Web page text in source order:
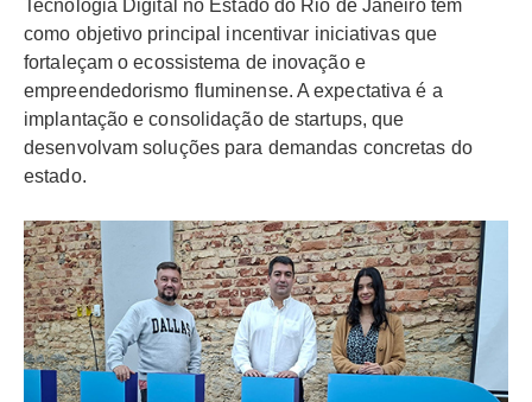
Tecnologia Digital no Estado do Rio de Janeiro tem
como objetivo principal incentivar iniciativas que
fortaleçam o ecossistema de inovação e
empreendedorismo fluminense. A expectativa é a
implantação e consolidação de startups, que
desenvolvam soluções para demandas concretas do
estado.